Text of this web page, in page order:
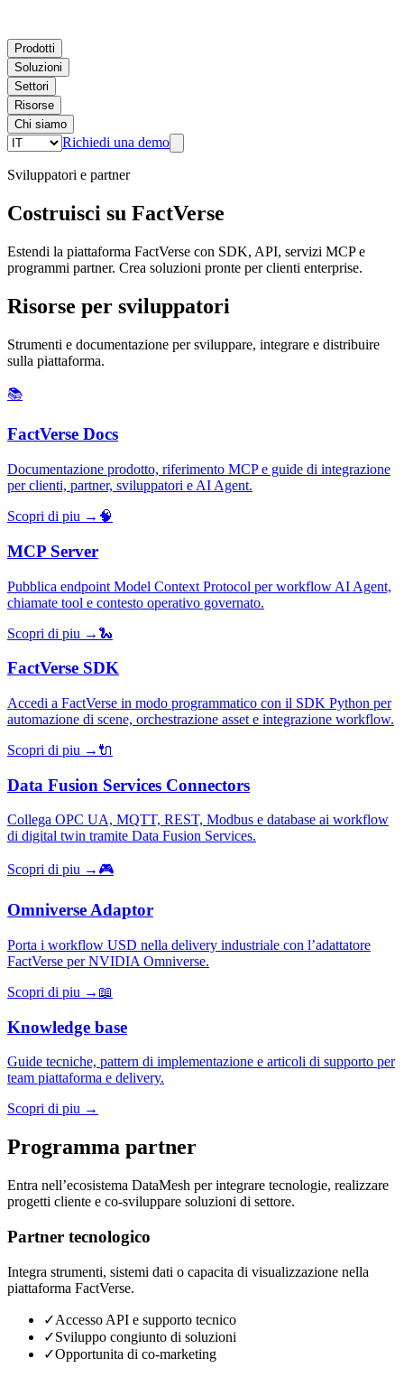
Prodotti
Soluzioni
Settori
Risorse
Chi siamo
Richiedi una demo
Sviluppatori e partner
Costruisci su FactVerse
Estendi la piattaforma FactVerse con SDK, API, servizi MCP e
programmi partner. Crea soluzioni pronte per clienti enterprise.
Risorse per sviluppatori
Strumenti e documentazione per sviluppare, integrare e distribuire
sulla piattaforma.
📚
FactVerse Docs
Documentazione prodotto, riferimento MCP e guide di integrazione
per clienti, partner, sviluppatori e AI Agent.
Scopri di piu → 🧠
MCP Server
Pubblica endpoint Model Context Protocol per workflow AI Agent,
chiamate tool e contesto operativo governato.
Scopri di piu → 🐍
FactVerse SDK
Accedi a FactVerse in modo programmatico con il SDK Python per
automazione di scene, orchestrazione asset e integrazione workflow.
Scopri di piu → 🔌
Data Fusion Services Connectors
Collega OPC UA, MQTT, REST, Modbus e database ai workflow
di digital twin tramite Data Fusion Services.
Scopri di piu → 🎮
Omniverse Adaptor
Porta i workflow USD nella delivery industriale con l’adattatore
FactVerse per NVIDIA Omniverse.
Scopri di piu → 📖
Knowledge base
Guide tecniche, pattern di implementazione e articoli di supporto per
team piattaforma e delivery.
Scopri di piu →
Programma partner
Entra nell’ecosistema DataMesh per integrare tecnologie, realizzare
progetti cliente e co-sviluppare soluzioni di settore.
Partner tecnologico
Integra strumenti, sistemi dati o capacita di visualizzazione nella
piattaforma FactVerse.
✓Accesso API e supporto tecnico
✓Sviluppo congiunto di soluzioni
✓Opportunita di co-marketing